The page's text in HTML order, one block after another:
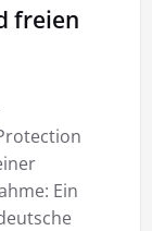
freien
Ein